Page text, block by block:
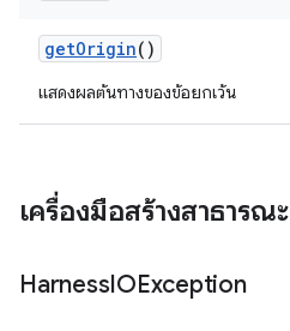
getOrigin()
แสดงผลต้นทางของข้อยกเว้น
เครื่องมือสร้างสาธารณะ
HarnessIOException